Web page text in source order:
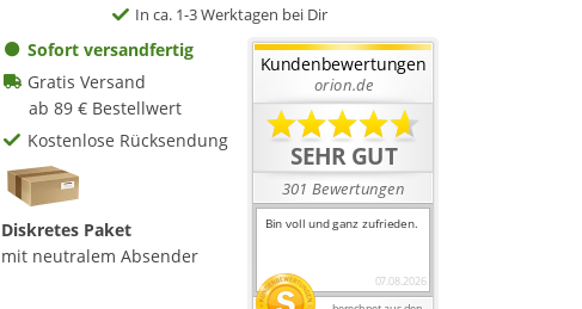
In ca. 1-3 Werktagen bei Dir
Sofort versandfertig
Gratis Versand
ab 89 € Bestellwert
Kostenlose Rücksendung
Diskretes Paket
mit neutralem Absender